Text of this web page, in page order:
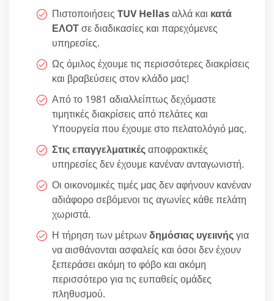
Πιστοποιήσεις TUV Hellasαλλά και κατά
ΕΛΟΤσε διαδικασίες και παρεχόμενες
υπηρεσίες.
Ως όμιλος έχουμε τις περισσότερες διακρίσεις
και βραβεύσεις στον κλάδο μας!
Από το 1981 αδιαλλείπτως δεχόμαστε
τιμητικές διακρίσεις από πελάτες και
Υπουργεία που έχουμε στο πελατολόγιό μας.
Στις επαγγελματικέςαποφρακτικές
υπηρεσίες δεν έχουμε κανέναν ανταγωνιστή.
Οι οικονομικές τιμές μας δεν αφήνουν κανέναν
αδιάφορο σεβόμενοι τις αγωνίες κάθε πελάτη
χωριστά.
Η τήρηση των μέτρωνδημόσιας υγειινήςγια
να αισθάνονται ασφαλείς και όσοι δεν έχουν
ξεπεράσει ακόμη το φόβο και ακόμη
περισσότερο για τις ευπαθείς ομάδες
πληθυσμού.